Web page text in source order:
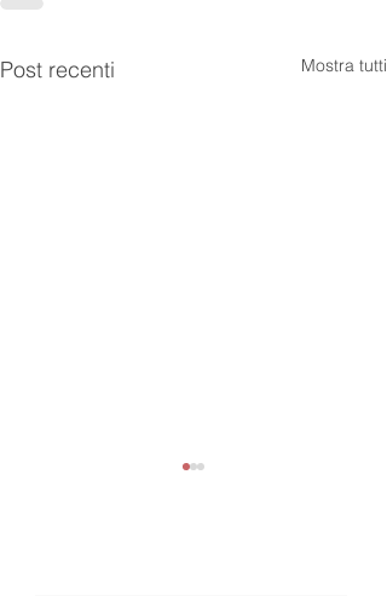
Post recenti Mostra tutti